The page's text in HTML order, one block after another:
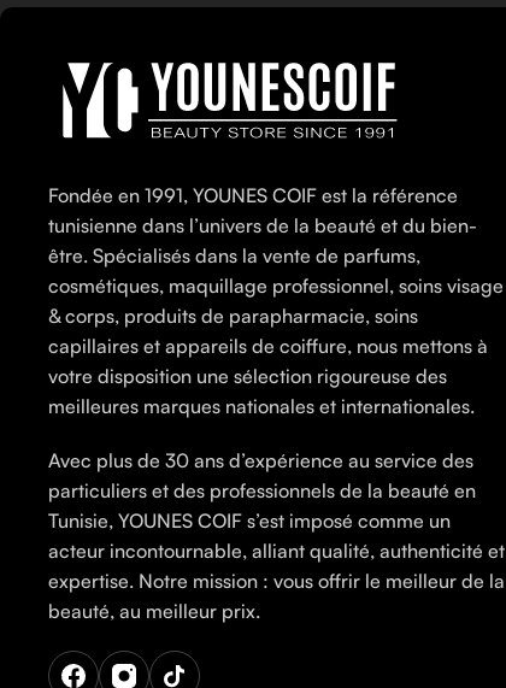
Fondée en 1991, YOUNES COIF est la référence
tunisienne dans l’univers de la beauté et du bien-
être. Spécialisés dans la vente de parfums,
cosmétiques, maquillage professionnel, soins visage
& corps, produits de parapharmacie, soins
capillaires et appareils de coiffure, nous mettons à
votre disposition une sélection rigoureuse des
meilleures marques nationales et internationales.
Avec plus de 30 ans d’expérience au service des
particuliers et des professionnels de la beauté en
Tunisie, YOUNES COIF s’est imposé comme un
acteur incontournable, alliant qualité, authenticité et
expertise. Notre mission : vous offrir le meilleur de la
beauté, au meilleur prix.